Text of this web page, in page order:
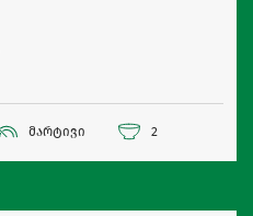
მარტივი 2